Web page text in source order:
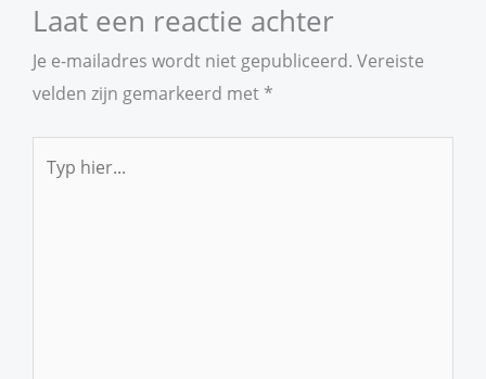
Laat een reactie achter
Je e-mailadres wordt niet gepubliceerd. Vereiste
velden zijn gemarkeerd met *
hier...